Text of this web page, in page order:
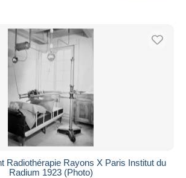
Radiothérapie Rayons X Paris Institut du
Radium 1923 (Photo)